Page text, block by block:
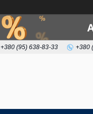
+380 (95) 638-83-33 +380